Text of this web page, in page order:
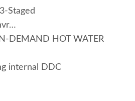
Staged
DEMAND HOT WATER
internal DDC